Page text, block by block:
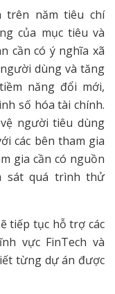
trên năm tiêu chí
của mục tiêu và
cần có ý nghĩa xã
dùng và tăng
năng đổi mới,
số hóa tài chính.
người tiêu dùng
các bên tham gia
gia cần có nguồn
sát quá trình thử
tiếp tục hỗ trợ các
vực FinTech và
từng dự án được